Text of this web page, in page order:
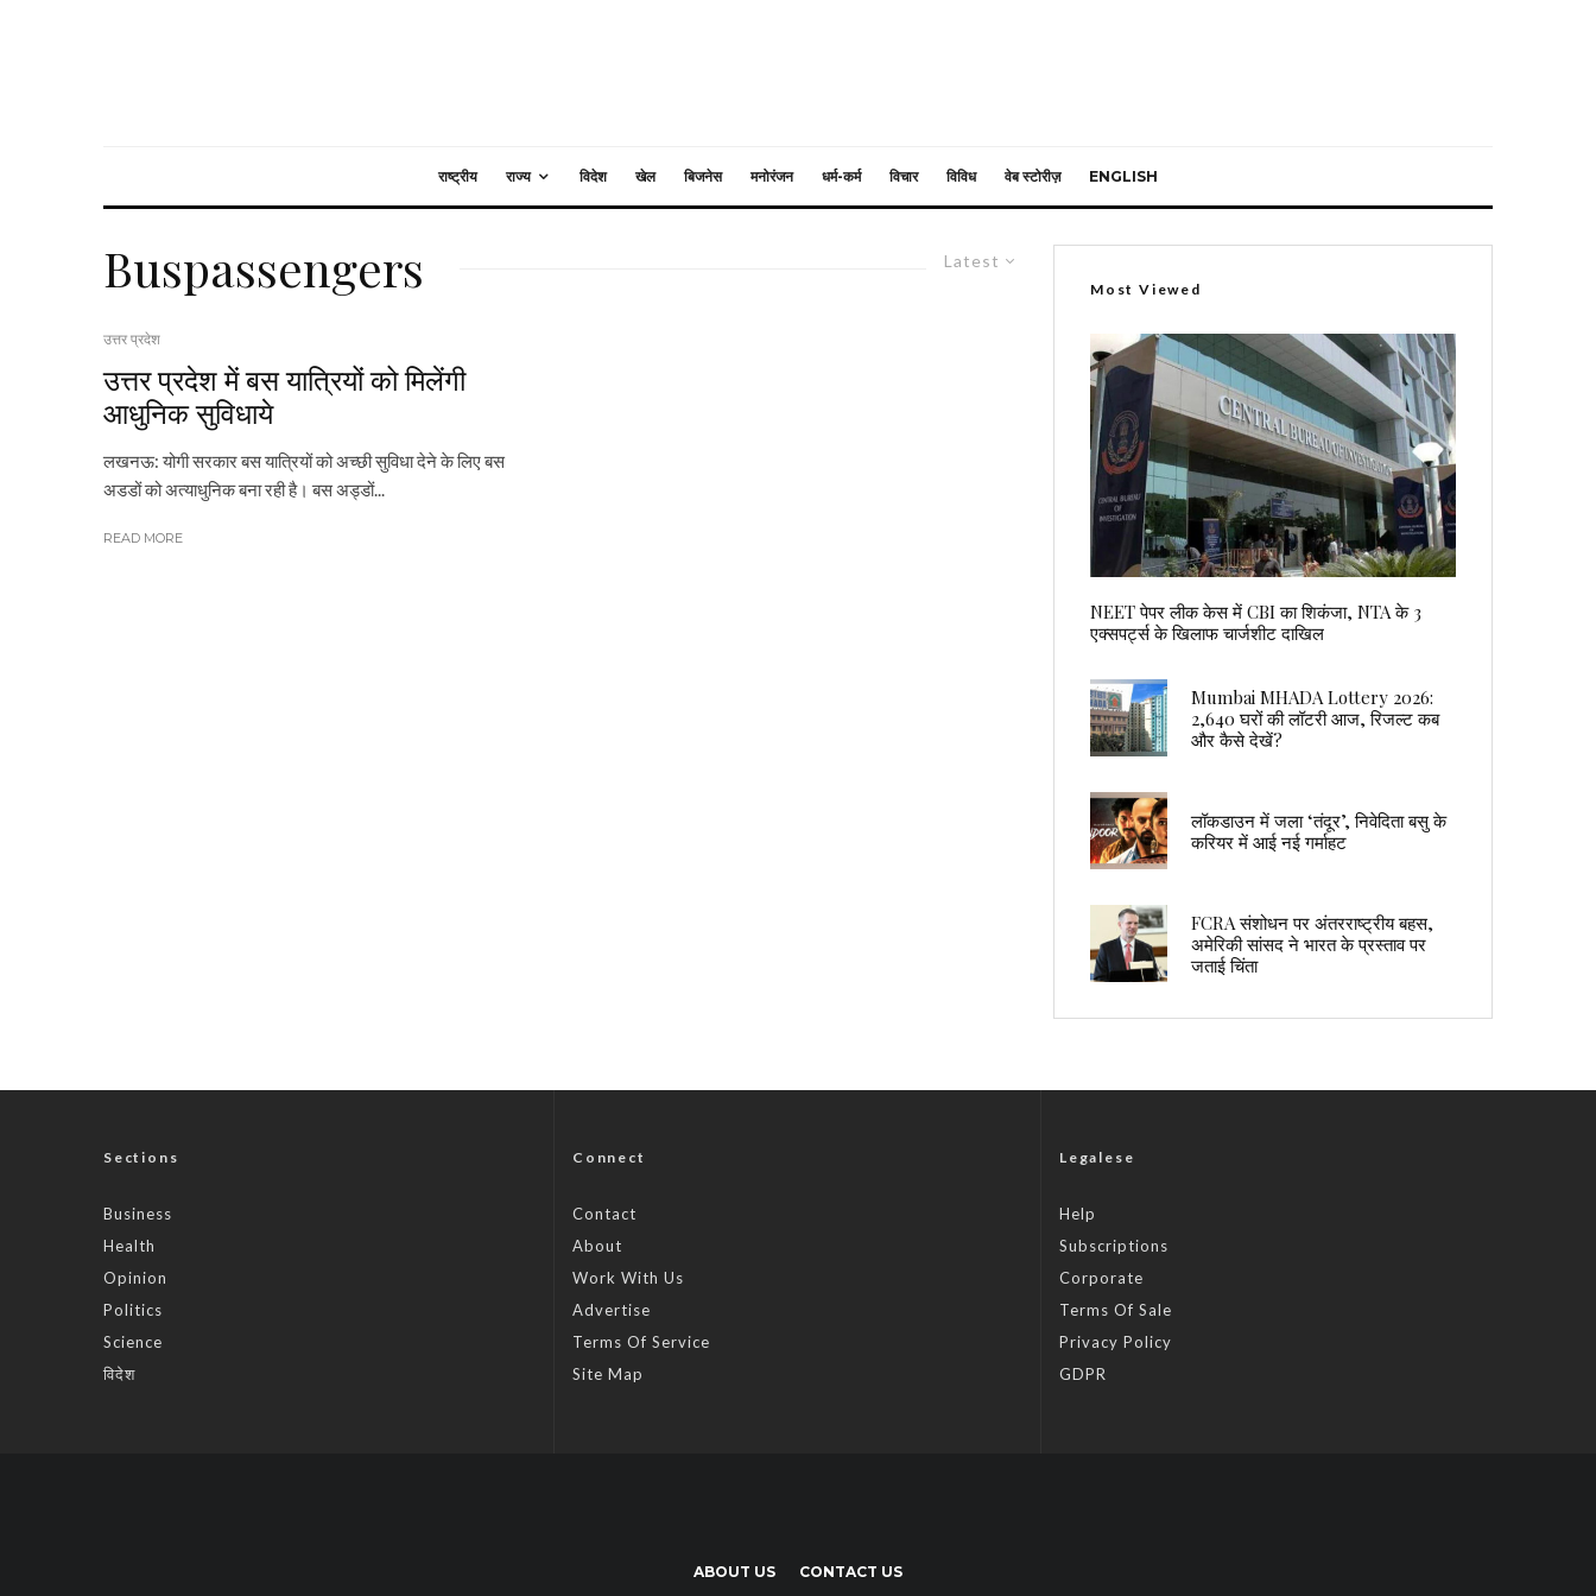
राष्ट्रीय राज्य विदेश खेल बिजनेस मनोरंजन धर्म-कर्म विचार विविध वेब स्टोरीज़ ENGLISH
Latest
Buspassengers
उत्तर प्रदेश
उत्तर प्रदेश में बस यात्रियों को मिलेंगी
आधुनिक सुविधाये
लखनऊ: योगी सरकार बस यात्रियों को अच्छी सुविधा देने के लिए बस
अडडों को अत्याधुनिक बना रही है। बस अड्डों...
READ MORE
Most Viewed
NEET पेपर लीक केस में CBI का शिकंजा, NTA के 3
एक्सपर्ट्स के खिलाफ चार्जशीट दाखिल
Mumbai MHADA Lottery 2026:
2,640 घरों की लॉटरी आज, रिजल्ट कब
और कैसे देखें?
लॉकडाउन में जला ‘तंदूर’, निवेदिता बसु के
करियर में आई नई गर्माहट
FCRA संशोधन पर अंतरराष्ट्रीय बहस,
अमेरिकी सांसद ने भारत के प्रस्ताव पर
जताई चिंता
Sections
Business
Health
Opinion
Politics
Science
विदेश
Connect
Contact
About
Work With Us
Advertise
Terms Of Service
Site Map
Legalese
Help
Subscriptions
Corporate
Terms Of Sale
Privacy Policy
GDPR
ABOUT US CONTACT US